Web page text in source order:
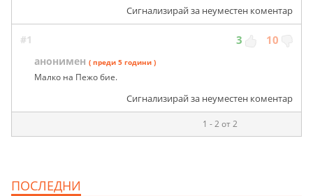
Сигнализирай за неуместен коментар
#1 3 10
анонимен ( преди 5 години )
Малко на Пежо бие.
Сигнализирай за неуместен коментар
1 - 2 от 2
ПОСЛЕДНИ